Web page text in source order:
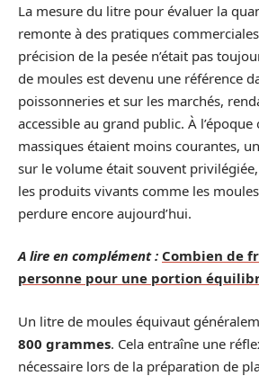
La mesure du litre pour évaluer la
remonte à des pratiques
précision de la pesée n’était pas
de moules est devenu une référence
poissonneries et sur les marchés,
accessible au grand public. À l’époque
massiques étaient moins courantes,
sur le volume était souvent
les produits vivants comme les
perdure encore aujourd’hui.
A lire en complément : Combien de
personne pour une portion
Un litre de moules équivaut
800 grammes. Cela entraîne une
nécessaire lors de la préparation de